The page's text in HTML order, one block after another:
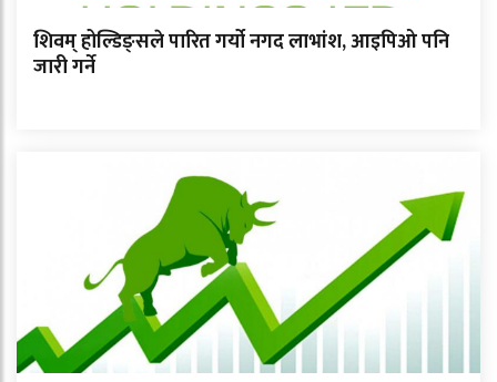
शिवम् होल्डिङ्सले पारित गर्यो नगद लाभांश, आइपिओ पनि
जारी गर्ने